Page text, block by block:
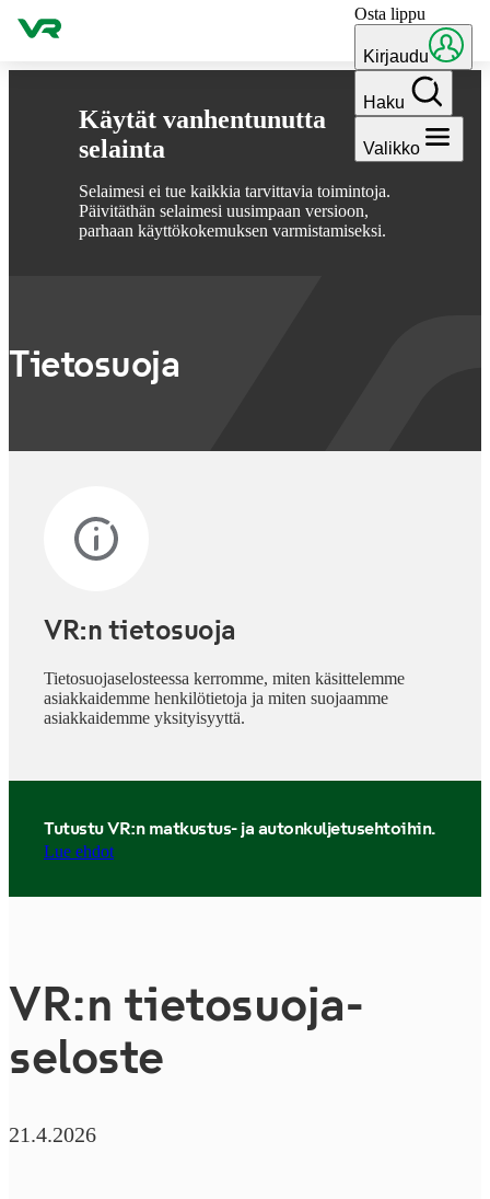
Käytät vanhentunutta
selainta
Selaimesi ei tue kaikkia tarvittavia toimintoja.
Päivitäthän selaimesi uusimpaan versioon,
parhaan käyttökokemuksen varmistamiseksi.
Hyppää sisältöön Osta lippu
Kirjaudu
Haku
Valikko
Tietosuoja
VR:n tietosuoja
Tietosuojaselosteessa kerromme, miten käsittelemme
asiakkaidemme henkilötietoja ja miten suojaamme
asiakkaidemme yksityisyyttä.
Tutustu VR:n matkustus- ja autonkuljetusehtoihin.
Lue ehdot
VR:n tietosuoja­
seloste
21.4.2026